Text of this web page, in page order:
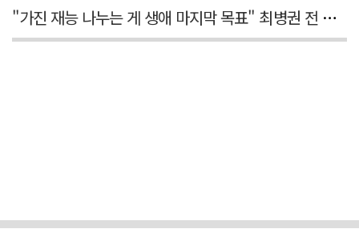
"가진 재능 나누는 게 생애 마지막 목표" 최병권 전 대구체고 복싱 감독